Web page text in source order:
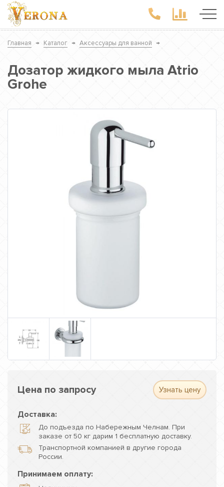
Главная → Каталог → Аксессуары для ванной →
Дозатор жидкого мыла Atrio
Grohe
Цена по запросу Узнать цену
Доставка:
До подъезда по Набережным Челнам. При
заказе от 50 кг дарим 1 бесплатную доставку.
Транспортной компанией в другие города
России.
Принимаем оплату: